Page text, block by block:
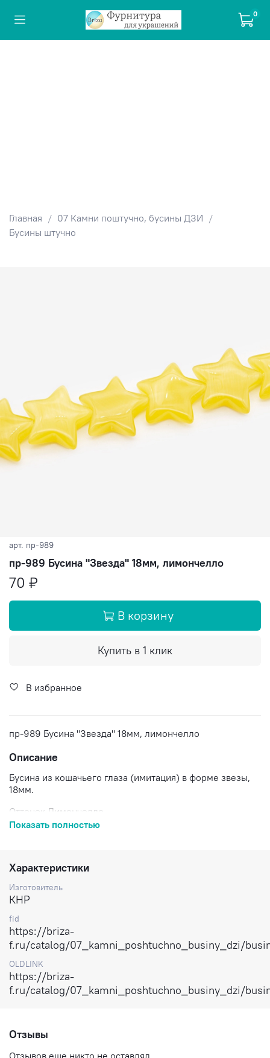
0
Главная
07 Камни поштучно, бусины ДЗИ
Бусины штучно
арт. пр-989
пр-989 Бусина "Звезда" 18мм, лимончелло
70 ₽
В корзину
Купить в 1 клик
В избранное
пр-989 Бусина "Звезда" 18мм, лимончелло
Описание
Бусина из кошачьего глаза (имитация) в форме звезы,
18мм.
Оттенок Лимончелло.
Цена указана за 1 шт.
Доставка по России.
Показать полностью
Характеристики
Изготовитель
КНР
fid
https://briza-
f.ru/catalog/07_kamni_poshtuchno_businy_dzi/
OLDLINK
https://briza-
f.ru/catalog/07_kamni_poshtuchno_businy_dzi/
Отзывы